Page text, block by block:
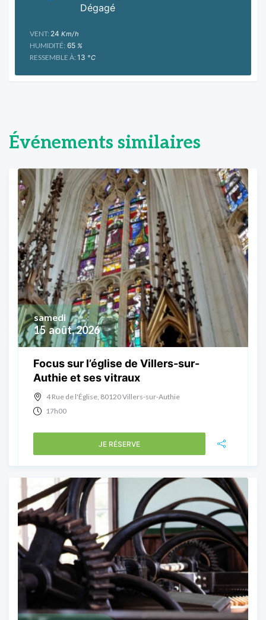
Dégagé
VENT: 24 Km/h
HUMIDITÉ: 65 %
RESSEMBLE À: 13 °C
Événements similaires
15 août, 2026
samedi
Focus sur l’église de Villers-sur-
Authie et ses vitraux
4 Rue de l'Église, 80120 Villers-sur-Authie
17h00
JE RÉSERVE